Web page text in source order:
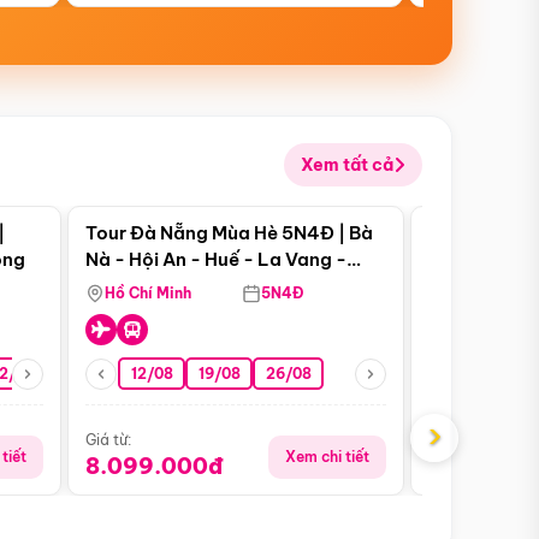
Xem tất cả
08 26/08 05/09 09/09 12/09
tiết
Điểm nổi bật
Tour Đà Nẵng Mùa Hè 5N4Đ | Bà
Nà - Hội An - Huế - La Vang -
Động Thiên Đường
Hồ Chí Minh 5N4Đ
12/08 19/08 26/08
Giá từ:
8.099.000đ Xem chi tiết
Giá từ:
›